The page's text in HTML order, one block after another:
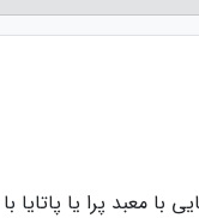
معبد پرا یا پاتایا